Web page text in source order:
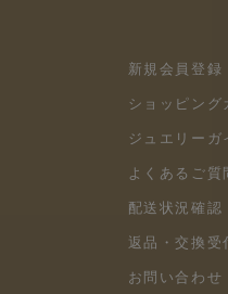
新規会員登
ショッピング
ジュエリーガ
よくあるご質
配送状況確認
返品・交換受
お問い合わせ